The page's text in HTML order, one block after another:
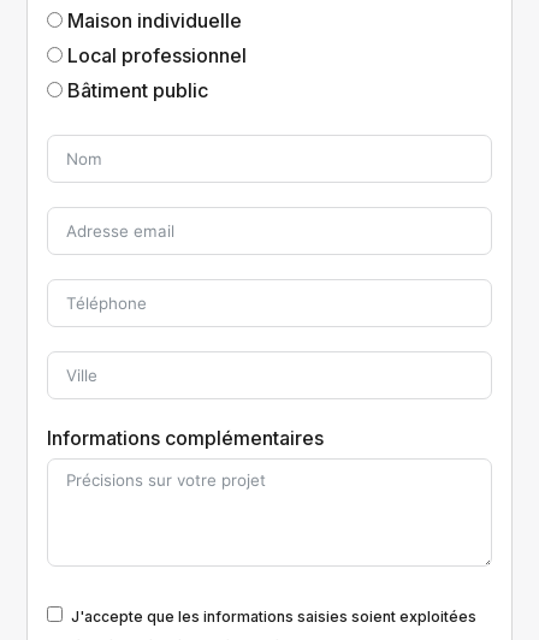
Maison individuelle
Local professionnel
Bâtiment public
Informations complémentaires
J'accepte que les informations saisies soient exploitées